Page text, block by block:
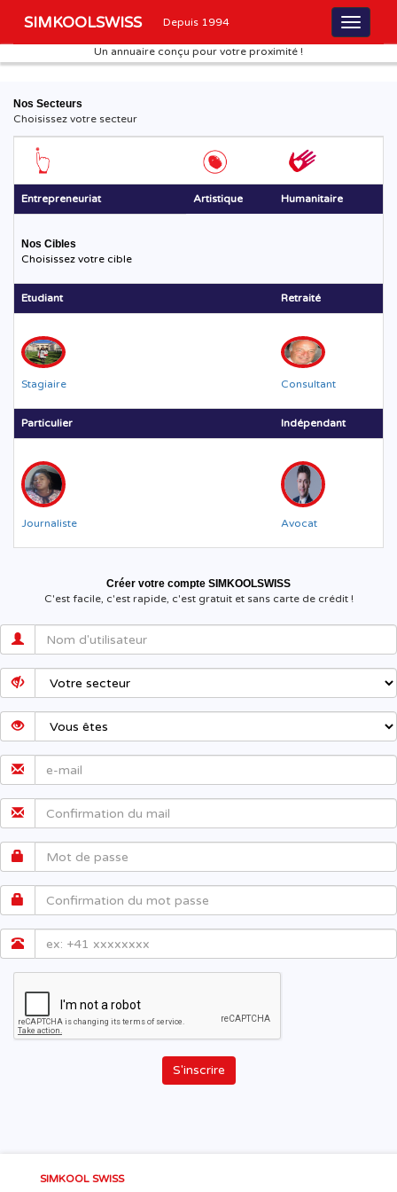
SIMKOOLSWISS Depuis 1994
Un annuaire conçu pour votre proximité !
Nos Secteurs
Choisissez votre secteur
Entrepreneuriat Artistique Humanitaire
Nos Cibles
Choisissez votre cible
Etudiant Retraité
Stagiaire Consultant
Particulier Indépendant
Journaliste Avocat
Créer votre compte SIMKOOLSWISS
C'est facile, c'est rapide, c'est gratuit et sans carte de crédit !
S'inscrire
SIMKOOL SWISS